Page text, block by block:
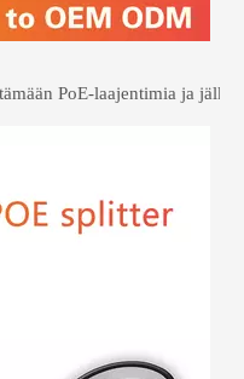
PoE-laajentimia ja